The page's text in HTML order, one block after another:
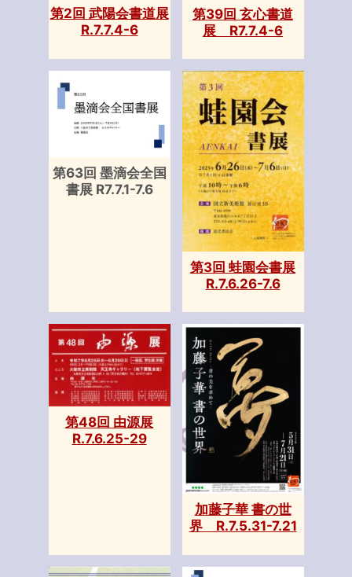
第2回 武陽会書道展
R.7.7.4-6
第39回 玄心書道
展 R7.7.4-6
第63回 墨滴会全国
書展 R7.7.1-7.6
第3回 蛙園会書展
R.7.6.26-7.6
第48回 由源展
R.7.6.25-29
加藤子華 書の世
界 R.7.5.31-7.21